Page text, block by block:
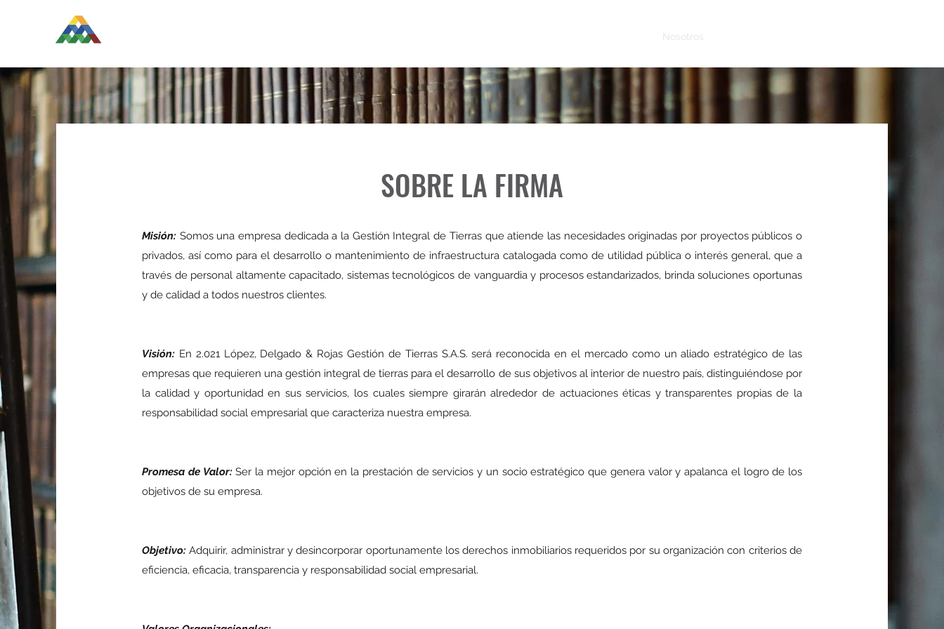
Nosotros
SOBRE LA FIRMA
Misión: Somos una empresa dedicada a la Gestión Integral de Tierras que atiende las necesidades originadas por proyectos públicos o
privados, así como para el desarrollo o mantenimiento de infraestructura catalogada como de utilidad pública o interés general, que a
través de personal altamente capacitado, sistemas tecnológicos de vanguardia y procesos estandarizados, brinda soluciones oportunas
y de calidad a todos nuestros clientes.
Visión: En 2.021 López, Delgado & Rojas Gestión de Tierras S.A.S. será reconocida en el mercado como un aliado estratégico de las
empresas que requieren una gestión integral de tierras para el desarrollo de sus objetivos al interior de nuestro país, distinguiéndose por
la calidad y oportunidad en sus servicios, los cuales siempre girarán alrededor de actuaciones éticas y transparentes propias de la
responsabilidad social empresarial que caracteriza nuestra empresa.
Promesa de Valor:Ser la mejor opción en la prestación de servicios y un socio estratégico que genera valor y apalanca el logro de los
objetivos de su empresa.
Objetivo: Adquirir, administrar y desincorporar oportunamente los derechos inmobiliarios requeridos por su organización con criterios de
eficiencia, eficacia, transparencia y responsabilidad social empresarial.